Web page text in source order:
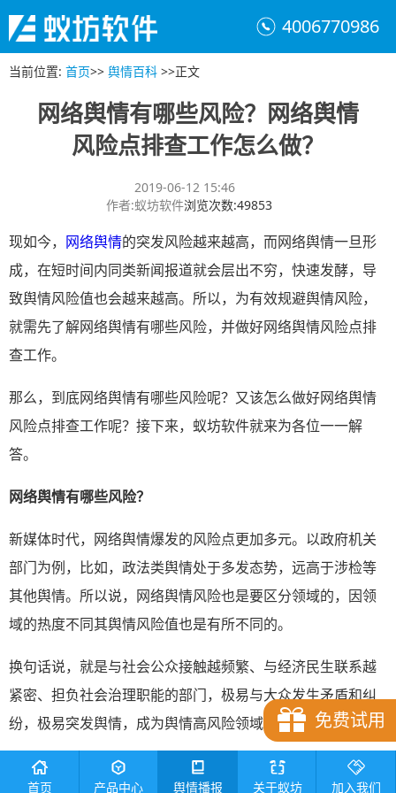
4006770986
当前位置: 首页>> 舆情百科 >>正文
网络舆情有哪些风险？网络舆情
风险点排查工作怎么做？
2019-06-12 15:46
作者:蚁坊软件浏览次数:49853
现如今， 网络舆情的突发风险越来越高，而网络舆情一旦形
成，在短时间内同类新闻报道就会层出不穷，快速发酵，导
致舆情风险值也会越来越高。所以，为有效规避舆情风险，
就需先了解网络舆情有哪些风险，并做好网络舆情风险点排
查工作。
那么，到底网络舆情有哪些风险呢？又该怎么做好网络舆情
风险点排查工作呢？接下来，蚁坊软件就来为各位一一解
答。
网络舆情有哪些风险？
新媒体时代，网络舆情爆发的风险点更加多元。以政府机关
部门为例，比如，政法类舆情处于多发态势，远高于涉检等
其他舆情。所以说，网络舆情风险也是要区分领域的，因领
域的热度不同其舆情风险值也是有所不同的。
换句话说，就是与社会公众接触越频繁、与经济民生联系越
紧密、担负社会治理职能的部门，极易与大众发生矛盾和纠
纷，极易突发舆情，成为舆情高风险领域。
除此之外，公众关注的新焦点也极易成为舆情突发源。因为
免费试用
首页 产品中心 舆情播报 关于蚁坊 加入我们